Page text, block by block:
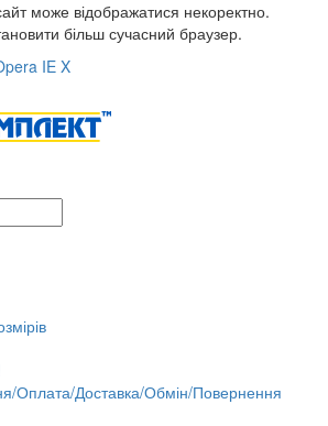
може відображатися некоректно.
більш сучасний браузер.
IE X
Оплата/Доставка/Обмін/Повернення